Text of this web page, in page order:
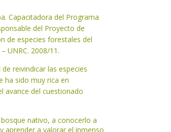
Capacitadora del Programa
del Proyecto de
de especies forestales del
UNRC. 2008/11.
reivindicar las especies
ha sido muy rica en
avance del cuestionado
nativo, a conocerlo a
aprender a valorar el inmenso